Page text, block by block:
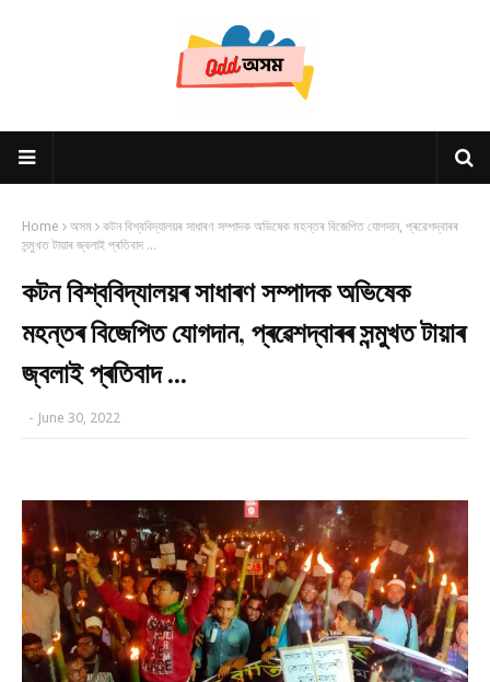
Home অসম কটন বিশ্ববিদ্যালয়ৰ সাধাৰণ সম্পাদক অভিষেক মহন্তৰ বিজেপিত যোগদান, প্ৰৱেশদ্বাৰৰ
সন্মুখত টায়াৰ জ্বলাই প্ৰতিবাদ ...
কটন বিশ্ববিদ্যালয়ৰ সাধাৰণ সম্পাদক অভিষেক
মহন্তৰ বিজেপিত যোগদান, প্ৰৱেশদ্বাৰৰ সন্মুখত টায়াৰ
জ্বলাই প্ৰতিবাদ ...
- June 30, 2022